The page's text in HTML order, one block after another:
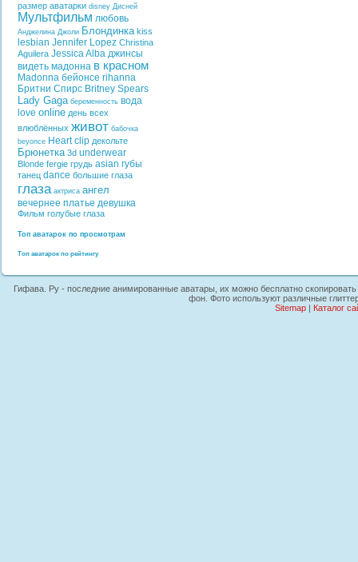
размер аватарки disney Дисней
Мультфильм любовь
Анджелина Джоли Блондинка kiss
lesbian Jennifer Lopez Christina
Aguilera Jessica Alba джинсы
видеть мадонна в красном
Madonna бейонсе rihanna
Бритни Спирс Britney Spears
Lady Gaga беременность вода
love online день всех
влюблённых живот бабочка
beyonce Heart clip декольте
Брюнетка 3d underwear
Blonde fergie грудь asian губы
танец dance большие глаза
глаза актриса ангел
вечернее платье девушка
Фильм голубые глаза
Топ аватарок по просмотрам
Топ аватарок по рейтингу
Гифава. Ру - последние анимированные аватары, их можно бесплатно
фон. Фото используют различные
Sitemap| Каталог